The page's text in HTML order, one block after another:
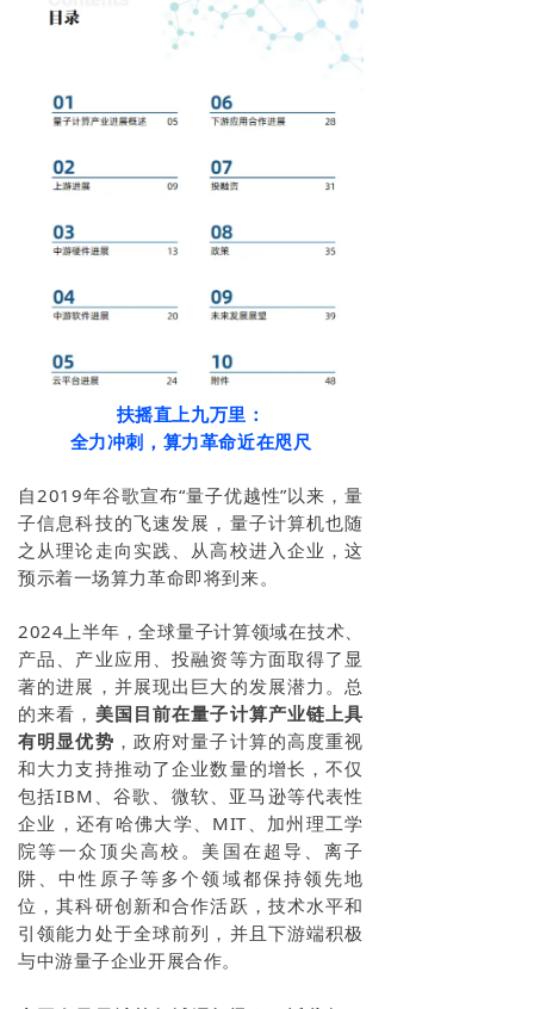
扶摇直上九万里：
全力冲刺，算力革命近在咫尺
自2019年谷歌宣布“量子优越性”以来，量
子信息科技的飞速发展，量子计算机也随
之从理论走向实践、从高校进入企业，这
预示着一场算力革命即将到来。
2024上半年，全球量子计算领域在技术、
产品、产业应用、投融资等方面取得了显
著的进展，并展现出巨大的发展潜力。总
的来看， 美国目前在量子计算产业链上具
有明显优势 ，政府对量子计算的高度重视
和大力支持推动了企业数量的增长，不仅
包括IBM、谷歌、微软、亚马逊等代表性
企业，还有哈佛大学、MIT、加州理工学
院等一众顶尖高校。美国在超导、离子
阱、中性原子等多个领域都保持领先地
位，其科研创新和合作活跃，技术水平和
引领能力处于全球前列，并且下游端积极
与中游量子企业开展合作。